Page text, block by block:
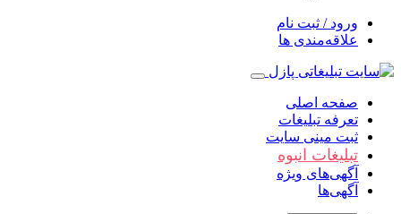
ورود / ثبت نام
علاقه‌مندی ها
صفحه اصلی
تعرفه تبلیغات
ثبت مینی سایت
تبلیغات انبوه
آگهی‌های ویژه
آگهی‌ها